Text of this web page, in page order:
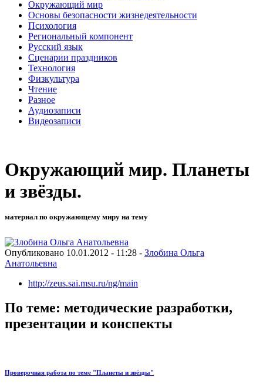
Окружающий мир
Основы безопасности жизнедеятельности
Психология
Региональный компонент
Русский язык
Сценарии праздников
Технология
Физкультура
Чтение
Разное
Аудиозаписи
Видеозаписи
Окружающий мир. Планеты
и звёзды.
материал по окружающему миру на тему
Опубликовано 10.01.2012 - 11:28 - Злобина Ольга
Анатольевна
http://zeus.sai.msu.ru/ng/main
По теме: методические разработки,
презентации и конспекты
Проверочная работа по теме "Планеты и звёзды"